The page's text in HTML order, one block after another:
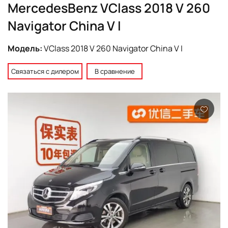
MercedesBenz VClass 2018 V 260
Navigator China V I
Модель:VClass 2018 V 260 Navigator China V I
Связаться с дилером В сравнение